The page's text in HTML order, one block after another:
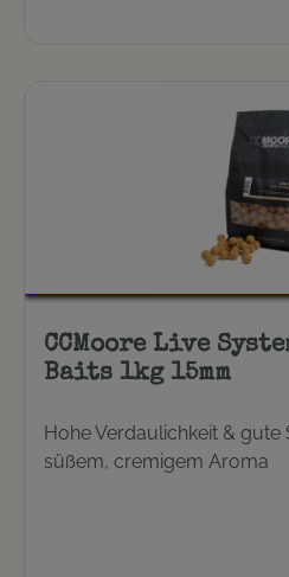
Ein wahrer Karpfenmagnet
CCMoore Live
Baits 1kg 15mm
Hohe Verdaulichkeit & gute
süßem, cremigem Aroma